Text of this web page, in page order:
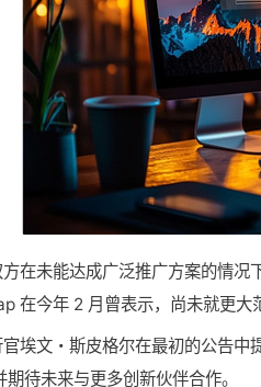
在未能达成广泛推广方案的情
在今年 2 月曾表示，尚未就更大
埃文・斯皮格尔在最初的公告
待未来与更多创新伙伴合作。